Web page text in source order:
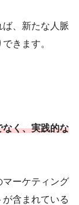
、新たな人脈
きます。
く、実践的な
ーケティング
含まれている